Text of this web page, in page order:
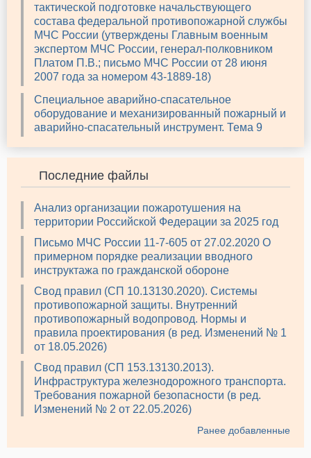
тактической подготовке начальствующего
состава федеральной противопожарной службы
МЧС России (утверждены Главным военным
экспертом МЧС России, генерал-полковником
Платом П.В.; письмо МЧС России от 28 июня
2007 года за номером 43-1889-18)
Специальное аварийно-спасательное
оборудование и механизированный пожарный и
аварийно-спасательный инструмент. Тема 9
Последние файлы
Анализ организации пожаротушения на
территории Российской Федерации за 2025 год
Письмо МЧС России 11-7-605 от 27.02.2020 О
примерном порядке реализации вводного
инструктажа по гражданской обороне
Свод правил (СП 10.13130.2020). Системы
противопожарной защиты. Внутренний
противопожарный водопровод. Нормы и
правила проектирования (в ред. Изменений № 1
от 18.05.2026)
Свод правил (СП 153.13130.2013).
Инфраструктура железнодорожного транспорта.
Требования пожарной безопасности (в ред.
Изменений № 2 от 22.05.2026)
Ранее добавленные